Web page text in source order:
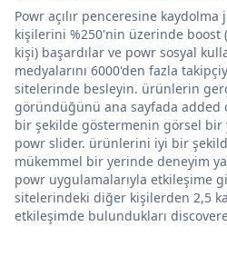
Powr açılır penceresine
kişilerini %250'nin üzerinde boost
kişi) başardılar ve powr sosyal
medyalarını 6000'den fazla
sitelerinde besleyin. ürünlerin
göründüğünü ana sayfada added
bir şekilde göstermenin görsel
powr slider. ürünlerini iyi bir
mükemmel bir yerinde deneyim
powr uygulamalarıyla etkileşime
sitelerindeki diğer kişilerden 2,5
etkileşimde bulundukları